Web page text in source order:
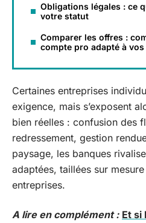
Obligations légales : ce
votre statut
Comparer les offres :
compte pro adapté à
Certaines entreprises
exigence, mais s’exposent
bien réelles : confusion des
redressement, gestion
paysage, les banques
adaptées, taillées sur
entreprises.
A lire en complément : Et si